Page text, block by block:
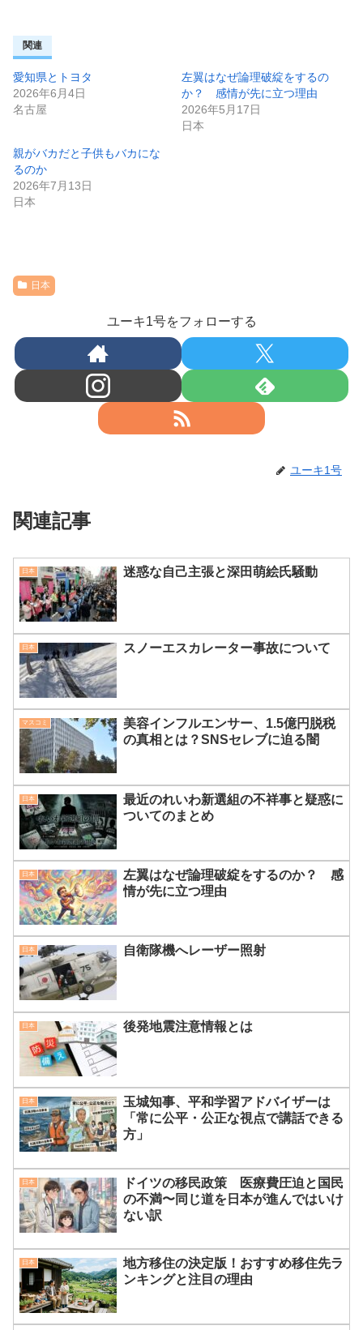
関連
愛知県とトヨタ
2026年6月4日
名古屋
左翼はなぜ論理破綻をするの
か？ 感情が先に立つ理由
2026年5月17日
日本
親がバカだと子供もバカにな
るのか
2026年7月13日
日本
日本
ユーキ1号をフォローする
ユーキ1号
関連記事
日本 迷惑な自己主張と深田萌絵氏騒動
日本 スノーエスカレーター事故について
マスコミ
美容インフルエンサー、1.5億円脱税
の真相とは？SNSセレブに迫る闇
日本
最近のれいわ新選組の不祥事と疑惑に
ついてのまとめ
日本
左翼はなぜ論理破綻をするのか？ 感
情が先に立つ理由
日本 自衛隊機へレーザー照射
日本 後発地震注意情報とは
日本
玉城知事、平和学習アドバイザーは
「常に公平・公正な視点で講話できる
方」
日本
ドイツの移民政策 医療費圧迫と国民
の不満〜同じ道を日本が進んではいけ
ない訳
日本
地方移住の決定版！おすすめ移住先ラ
ンキングと注目の理由